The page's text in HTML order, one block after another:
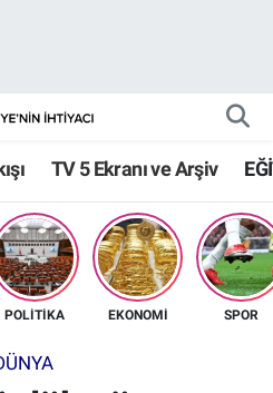
TV 5 Ekranı ve Arşiv
POLİTİKA EKONOMİ SPOR